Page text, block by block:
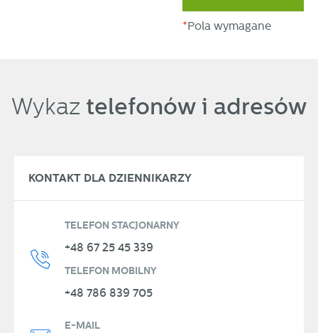
*Pola wymagane
Wykaz telefonów i adresów
KONTAKT DLA DZIENNIKARZY
TELEFON STACJONARNY
+48 67 25 45 339
TELEFON MOBILNY
+48 786 839 705
E-MAIL